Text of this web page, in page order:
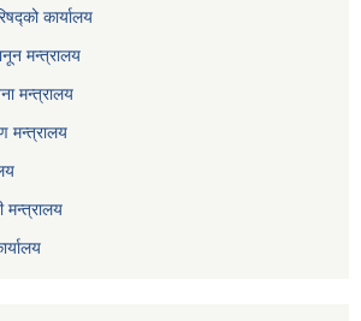
कार्यालय
मन्त्रालय
मन्त्रालय
मन्त्रालय
मन्त्रालय